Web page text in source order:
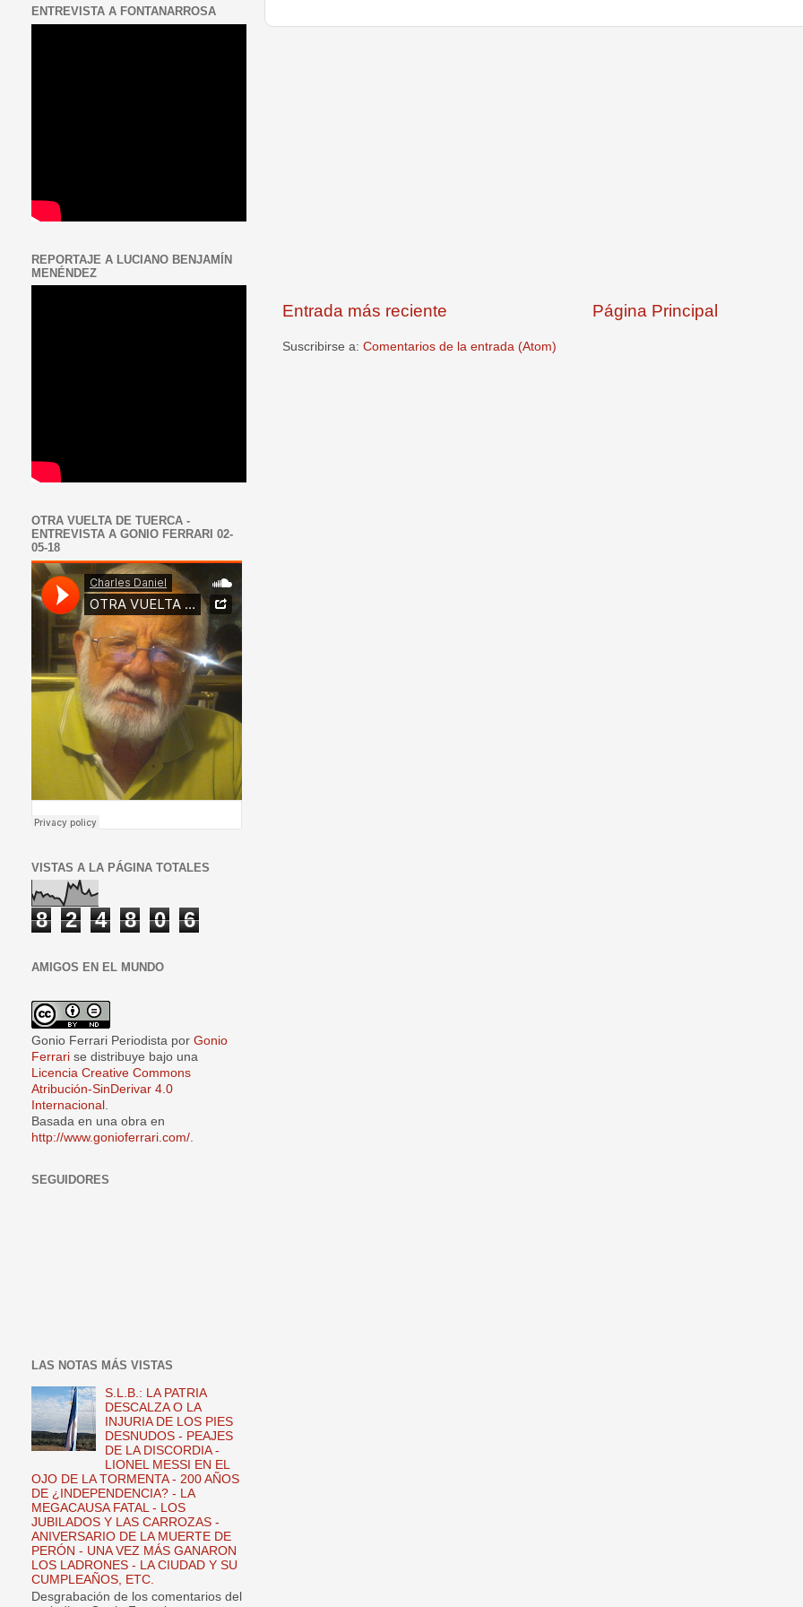
Entrada más reciente Página Principal
Suscribirse a: Comentarios de la entrada (Atom)
ENTREVISTA A FONTANARROSA
REPORTAJE A LUCIANO BENJAMÍN
MENÉNDEZ
OTRA VUELTA DE TUERCA -
ENTREVISTA A GONIO FERRARI 02-
05-18
VISTAS A LA PÁGINA TOTALES
8 2 4 8 0 6
AMIGOS EN EL MUNDO
Gonio Ferrari Periodista por Gonio
Ferrari se distribuye bajo una
Licencia Creative Commons
Atribución-SinDerivar 4.0
Internacional .
Basada en una obra en
http://www.gonioferrari.com/.
SEGUIDORES
LAS NOTAS MÁS VISTAS
S.L.B.: LA PATRIA
DESCALZA O LA
INJURIA DE LOS PIES
DESNUDOS - PEAJES
DE LA DISCORDIA -
LIONEL MESSI EN EL
OJO DE LA TORMENTA - 200 AÑOS
DE ¿INDEPENDENCIA? - LA
MEGACAUSA FATAL - LOS
JUBILADOS Y LAS CARROZAS -
ANIVERSARIO DE LA MUERTE DE
PERÓN - UNA VEZ MÁS GANARON
LOS LADRONES - LA CIUDAD Y SU
CUMPLEAÑOS, ETC.
Desgrabación de los comentarios del